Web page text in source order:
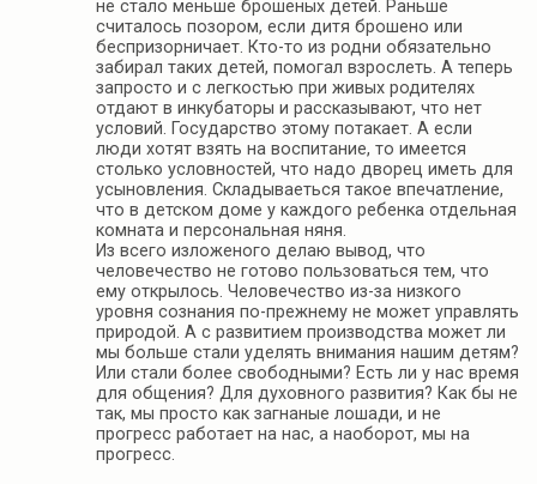
не стало меньше брошеных детей. Раньше
считалось позором, если дитя брошено или
беспризорничает. Кто-то из родни обязательно
забирал таких детей, помогал взрослеть. А теперь
запросто и с легкостью при живых родителях
отдают в инкубаторы и рассказывают, что нет
условий. Государство этому потакает. А если
люди хотят взять на воспитание, то имеется
столько условностей, что надо дворец иметь для
усыновления. Складываеться такое впечатление,
что в детском доме у каждого ребенка отдельная
комната и персональная няня.
Из всего изложеного делаю вывод, что
человечество не готово пользоваться тем, что
ему открылось. Человечество из-за низкого
уровня сознания по-прежнему не может управлять
природой. А с развитием производства может ли
мы больше стали уделять внимания нашим детям?
Или стали более свободными? Есть ли у нас время
для общения? Для духовного развития? Как бы не
так, мы просто как загнаные лошади, и не
прогресс работает на нас, а наоборот, мы на
прогресс.